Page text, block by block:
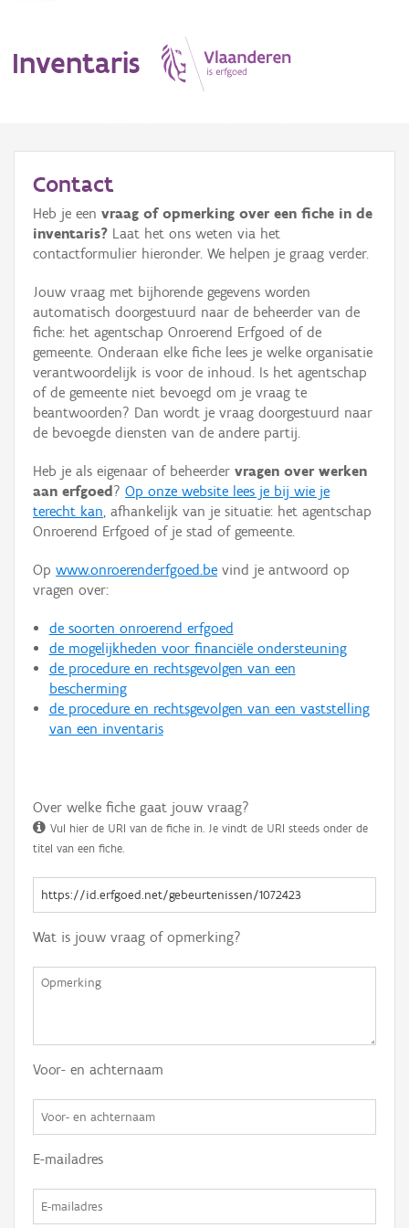
Inventaris
Erfgoedobject
Aanduidingsobject
Waarneming
Thema
Gebeurtenis
Persoon of collectief
Hergebruik
Aanmelden
Contact
Heb je een vraag of opmerking over een fiche in de
inventaris? Laat het ons weten via het
contactformulier hieronder. We helpen je graag verder.
Jouw vraag met bijhorende gegevens worden
automatisch doorgestuurd naar de beheerder van de
fiche: het agentschap Onroerend Erfgoed of de
gemeente. Onderaan elke fiche lees je welke organisatie
verantwoordelijk is voor de inhoud. Is het agentschap
of de gemeente niet bevoegd om je vraag te
beantwoorden? Dan wordt je vraag doorgestuurd naar
de bevoegde diensten van de andere partij.
Heb je als eigenaar of beheerder vragen over werken
aan erfgoed ? Op onze website lees je bij wie je
terecht kan, afhankelijk van je situatie: het agentschap
Onroerend Erfgoed of je stad of gemeente.
Op www.onroerenderfgoed.be vind je antwoord op
vragen over:
de soorten onroerend erfgoed
de mogelijkheden voor financiële ondersteuning
de procedure en rechtsgevolgen van een
bescherming
de procedure en rechtsgevolgen van een vaststelling
van een inventaris
Over welke fiche gaat jouw vraag?
Vul hier de URI van de fiche in. Je vindt de URI steeds onder de
titel van een fiche.
Wat is jouw vraag of opmerking?
Voor- en achternaam
E-mailadres